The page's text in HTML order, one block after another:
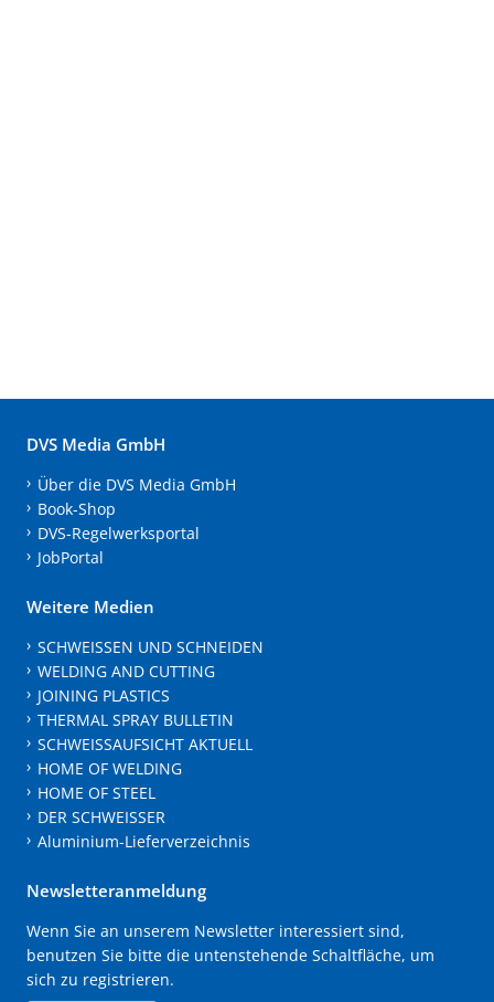
DVS Media GmbH
Über die DVS Media GmbH
Book-Shop
DVS-Regelwerksportal
JobPortal
Weitere Medien
SCHWEISSEN UND SCHNEIDEN
WELDING AND CUTTING
JOINING PLASTICS
THERMAL SPRAY BULLETIN
SCHWEISSAUFSICHT AKTUELL
HOME OF WELDING
HOME OF STEEL
DER SCHWEISSER
Aluminium-Lieferverzeichnis
Newsletteranmeldung
Wenn Sie an unserem Newsletter interessiert sind,
benutzen Sie bitte die untenstehende Schaltfläche, um
sich zu registrieren.